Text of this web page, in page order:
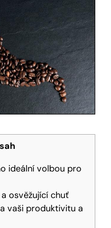
ideální volbou pro
osvěžující chuť
vaši produktivitu a